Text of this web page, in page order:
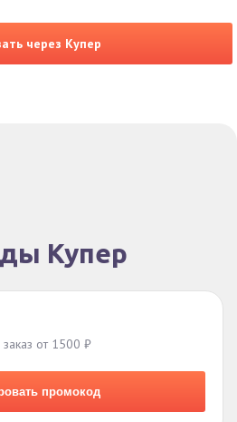
через Купер
Купер
от 1500 ₽
Копировать промокод